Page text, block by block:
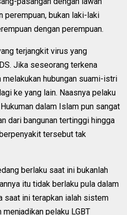
perempuan, bukan laki-laki
dengan perempuan.
terjangkit virus yang
Jika seseorang terkena
hubungan suami-istri
ke yang lain. Naasnya pelaku
dalam Islam pun sangat
dari bangunan tertinggi hingga
tersebut tak
berlaku saat ini bukanlah
itu tidak berlaku pula dalam
saat ini terapkan ialah sistem
pelaku LGBT